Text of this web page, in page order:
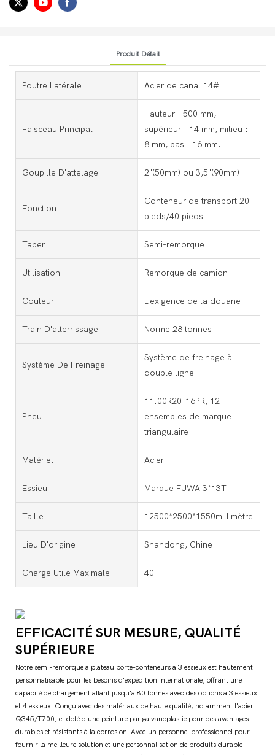
Produit Détail
Poutre Latérale Acier de canal 14#
Faisceau Principal
Hauteur : 500 mm,
supérieur : 14 mm, milieu :
8 mm, bas : 16 mm.
Goupille D'attelage 2"(50mm) ou 3,5"(90mm)
Fonction
Conteneur de transport 20
pieds/40 pieds
Taper Semi-remorque
Utilisation Remorque de camion
Couleur L'exigence de la douane
Train D'atterrissage Norme 28 tonnes
Système De Freinage
Système de freinage à
double ligne
Pneu
11.00R20-16PR, 12
ensembles de marque
triangulaire
Matériel Acier
Essieu Marque FUWA 3*13T
Taille 12500*2500*1550millimètre
Lieu D'origine Shandong, Chine
Charge Utile Maximale 40T
EFFICACITÉ SUR MESURE, QUALITÉ
SUPÉRIEURE
Notre semi-remorque à plateau porte-conteneurs à 3 essieux est hautement
personnalisable pour les besoins d'expédition internationale, offrant une
capacité de chargement allant jusqu'à 80 tonnes avec des options à 3 essieux
et 4 essieux. Conçu avec des matériaux de haute qualité, notamment l'acier
Q345/T700, et doté d'une peinture par galvanoplastie pour des avantages
durables et résistants à la corrosion. Avec un personnel professionnel pour
fournir la meilleure solution et une personnalisation de produits durable